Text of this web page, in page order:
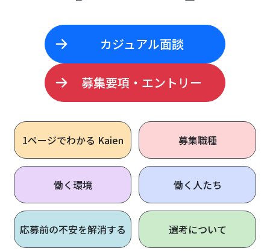
カジュアル面談
募集要項・エントリー
1ページでわかる Kaien 募集職種
働く環境 働く人たち
応募前の不安を解消する 選考について